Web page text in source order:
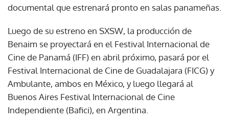
documental que estrenará pronto en salas panameñas.
Luego de su estreno en SXSW, la producción de
Benaim se proyectará en el Festival Internacional de
Cine de Panamá (IFF) en abril próximo, pasará por el
Festival Internacional de Cine de Guadalajara (FICG) y
Ambulante, ambos en México, y luego llegará al
Buenos Aires Festival Internacional de Cine
Independiente (Bafici), en Argentina.